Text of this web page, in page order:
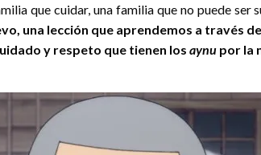
que cuidar, una familia que no puede ser
una lección que aprendemos a través
y respeto que tienen losaynu por la